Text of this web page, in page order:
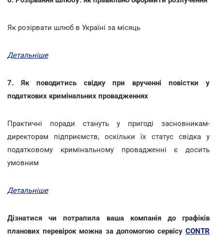
Як розірвати шлюб в Україні за місяць
Детальніше
7. Як поводитись свідку при врученні повістки у
податкових кримінальних провадженнях
Практичні поради стануть у пригоді засновникам-
директорам підприємств, оскільки їх статус свідка у
податковому кримінальному провадженні є досить
умовним
Детальніше
Дізнатися чи потрапила ваша компанія до графіків
планових перевірок можна за допомогою сервісу CONTR